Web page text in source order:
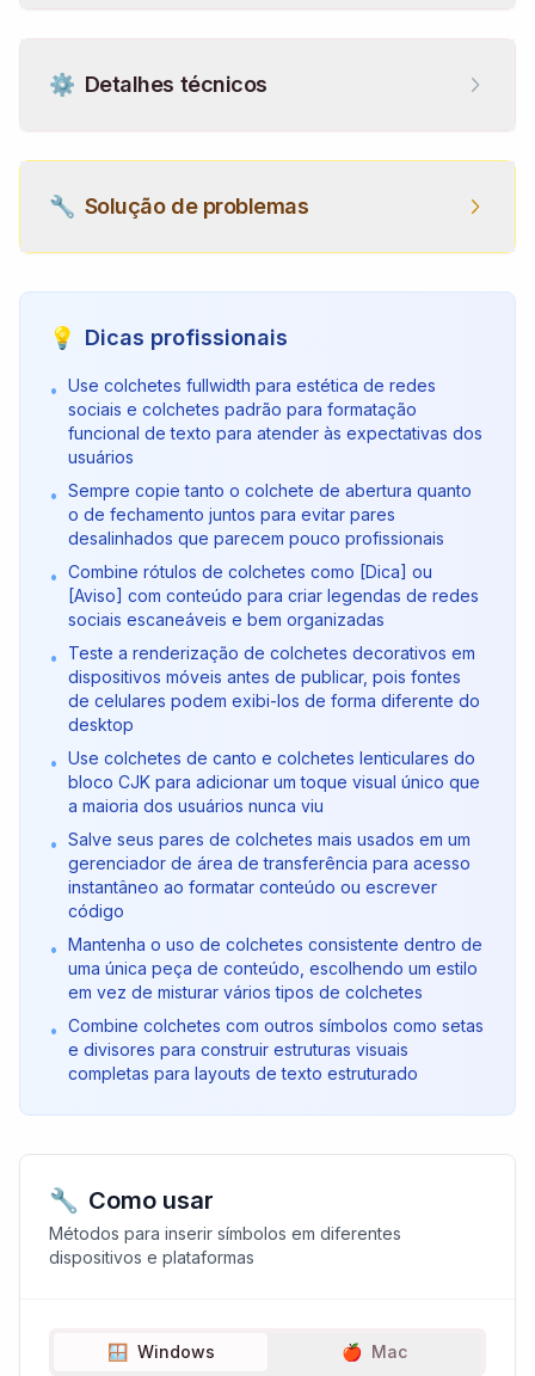
⚙️ Detalhes técnicos
🔧 Solução de problemas
💡 Dicas profissionais
• Use colchetes fullwidth para estética de redes
sociais e colchetes padrão para formatação
funcional de texto para atender às expectativas dos
usuários
• Sempre copie tanto o colchete de abertura quanto
o de fechamento juntos para evitar pares
desalinhados que parecem pouco profissionais
• Combine rótulos de colchetes como [Dica] ou
[Aviso] com conteúdo para criar legendas de redes
sociais escaneáveis e bem organizadas
•
Teste a renderização de colchetes decorativos em
dispositivos móveis antes de publicar, pois fontes
de celulares podem exibi-los de forma diferente do
desktop
• Use colchetes de canto e colchetes lenticulares do
bloco CJK para adicionar um toque visual único que
a maioria dos usuários nunca viu
• Salve seus pares de colchetes mais usados em um
gerenciador de área de transferência para acesso
instantâneo ao formatar conteúdo ou escrever
código
• Mantenha o uso de colchetes consistente dentro de
uma única peça de conteúdo, escolhendo um estilo
em vez de misturar vários tipos de colchetes
• Combine colchetes com outros símbolos como setas
e divisores para construir estruturas visuais
completas para layouts de texto estruturado
🔧 Como usar
Métodos para inserir símbolos em diferentes
dispositivos e plataformas
🪟 Windows 🍎 Mac